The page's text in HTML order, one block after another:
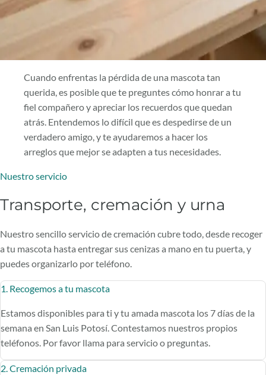
Cuando enfrentas la pérdida de una mascota tan
querida, es posible que te preguntes cómo honrar a tu
fiel compañero y apreciar los recuerdos que quedan
atrás. Entendemos lo difícil que es despedirse de un
verdadero amigo, y te ayudaremos a hacer los
arreglos que mejor se adapten a tus necesidades.
Nuestro servicio
Transporte, cremación y urna
Nuestro sencillo servicio de cremación cubre todo, desde recoger
a tu mascota hasta entregar sus cenizas a mano en tu puerta, y
puedes organizarlo por teléfono.
1. Recogemos a tu mascota
Estamos disponibles para ti y tu amada mascota los 7 días de la
semana en San Luis Potosí. Contestamos nuestros propios
teléfonos. Por favor llama para servicio o preguntas.
2. Cremación privada